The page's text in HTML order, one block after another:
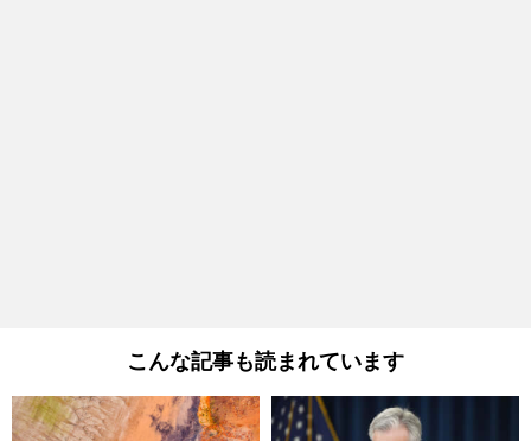
こんな記事も読まれています